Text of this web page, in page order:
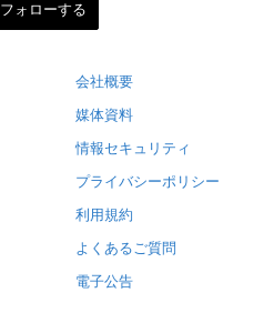
フォローする
会社概要
媒体資料
情報セキュリティ
プライバシーポリシー
利用規約
よくあるご質問
電子公告